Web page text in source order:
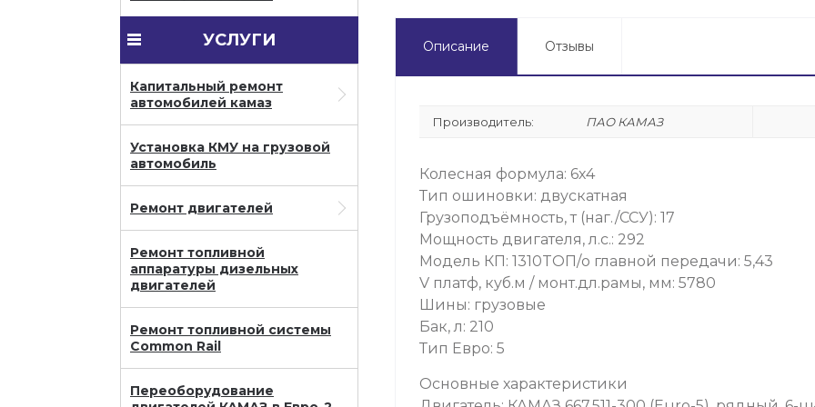
УСЛУГИ
Капитальный ремонт
автомобилей камаз
Установка КМУ на грузовой
автомобиль
Ремонт двигателей
Ремонт топливной
аппаратуры дизельных
двигателей
Ремонт топливной системы
Common Rail
Переоборудование
Описание Отзывы
Производитель: ПАО КАМАЗ
Колесная формула: 6х4
Тип ошиновки: двускатная
Грузоподъёмность, т (наг./ССУ): 17
Мощность двигателя, л.с.: 292
Модель КП: 1310TOП/о главной передачи: 5,43
V платф, куб.м / монт.дл.рамы, мм: 5780
Шины: грузовые
Бак, л: 210
Тип Евро: 5
Основные характеристики